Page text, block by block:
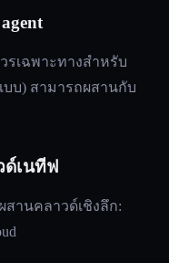
รเฉพาะทางสำหรับ
บบ) สามารถผสานกับ
ด์เนทีฟ
สานคลาวด์เชิงลึก: